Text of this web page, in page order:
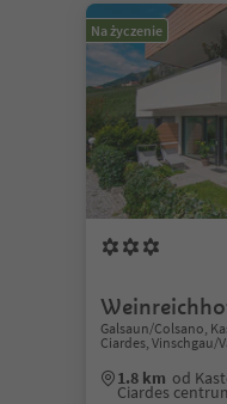
Na życzenie
Galsaun/Colsano,
Ciardes, Vinschgau/
1.8 km od
Ciardes